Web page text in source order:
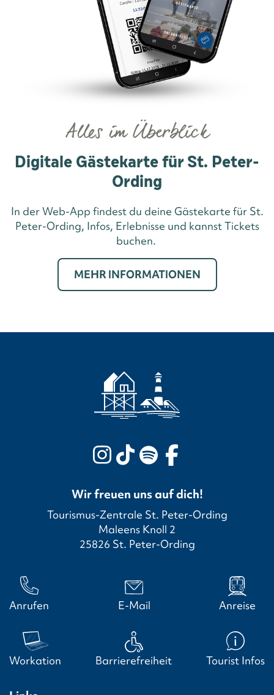
Alles im Überblick
Digitale Gästekarte für St. Peter-
Ording
In der Web-App findest du deine Gästekarte für St.
Peter-Ording, Infos, Erlebnisse und kannst Tickets
buchen.
MEHR INFORMATIONEN
Wir freuen uns auf dich!
Tourismus-Zentrale St. Peter-Ording
Maleens Knoll 2
25826 St. Peter-Ording
Anrufen E-Mail Anreise
Workation Barrierefreiheit Tourist Infos